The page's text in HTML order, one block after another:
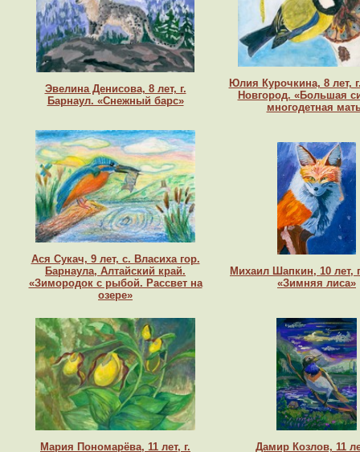
Эвелина Денисова, 8 лет, г.
Барнаул. «Снежный барс»
Юлия Курочкина, 8 лет,
Новгород. «Большая
многодетная
Ася Сукач, 9 лет, с. Власиха гор.
Барнаула, Алтайский край.
«Зимородок с рыбой. Рассвет на
озере»
Михаил Шапкин, 10 лет,
«Зимняя лиса»
Мария Пономарёва, 11 лет, г. Дамир Козлов, 11